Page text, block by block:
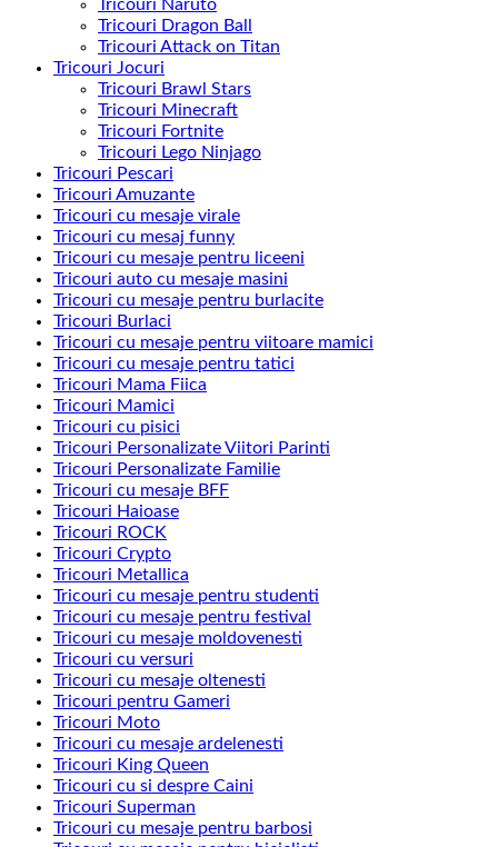
Tricouri Naruto
Tricouri Dragon Ball
Tricouri Attack on Titan
Tricouri Jocuri
Tricouri Brawl Stars
Tricouri Minecraft
Tricouri Fortnite
Tricouri Lego Ninjago
Tricouri Pescari
Tricouri Amuzante
Tricouri cu mesaje virale
Tricouri cu mesaj funny
Tricouri cu mesaje pentru liceeni
Tricouri auto cu mesaje masini
Tricouri cu mesaje pentru burlacite
Tricouri Burlaci
Tricouri cu mesaje pentru viitoare mamici
Tricouri cu mesaje pentru tatici
Tricouri Mama Fiica
Tricouri Mamici
Tricouri cu pisici
Tricouri Personalizate Viitori Parinti
Tricouri Personalizate Familie
Tricouri cu mesaje BFF
Tricouri Haioase
Tricouri ROCK
Tricouri Crypto
Tricouri Metallica
Tricouri cu mesaje pentru studenti
Tricouri cu mesaje pentru festival
Tricouri cu mesaje moldovenesti
Tricouri cu versuri
Tricouri cu mesaje oltenesti
Tricouri pentru Gameri
Tricouri Moto
Tricouri cu mesaje ardelenesti
Tricouri King Queen
Tricouri cu si despre Caini
Tricouri Superman
Tricouri cu mesaje pentru barbosi